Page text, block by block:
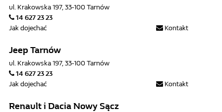
ul. Krakowska 197, 33-100 Tarnów
14 627 23 23
Kontakt
Jak dojechać
Jeep Tarnów
ul. Krakowska 197, 33-100 Tarnów
14 627 23 23
Kontakt
Jak dojechać
Renault i Dacia Nowy Sącz